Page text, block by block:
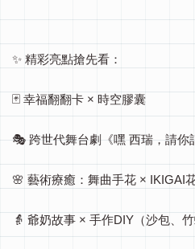
✨ 精彩亮點搶先看：
🃏 幸福翻翻卡 × 時空膠囊
🎭 跨世代舞台劇《嘿 西瑞，請你
🌸 藝術療癒：舞曲手花 × IKIGAI
👵 爺奶故事 × 手作DIY（沙包、